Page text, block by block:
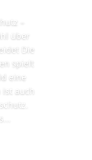
–
über
Die
spielt
eine
auch